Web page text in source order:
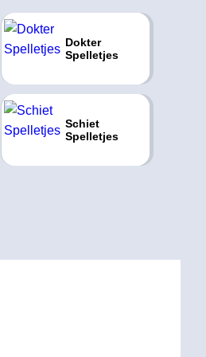
Dokter
Spelletjes
Schiet
Spelletjes